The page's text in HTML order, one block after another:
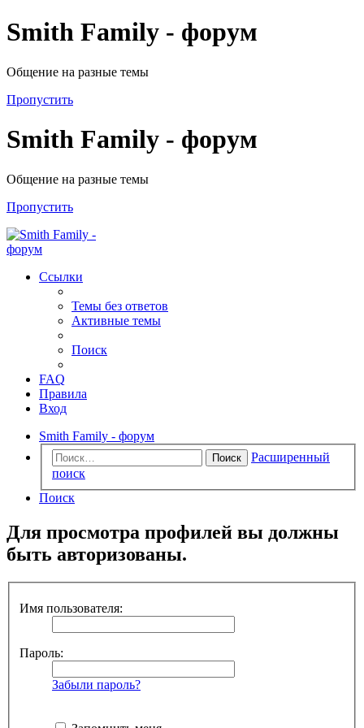
Smith Family - форум
Общение на разные темы
Пропустить
Smith Family - форум
Общение на разные темы
Пропустить
Ссылки
Темы без ответов
Активные темы
Поиск
FAQ
Правила
Вход
Smith Family - форум
Поиск
Расширенный
поиск
Поиск
Для просмотра профилей вы должны
быть авторизованы.
Имя пользователя:
Пароль:
Забыли пароль?